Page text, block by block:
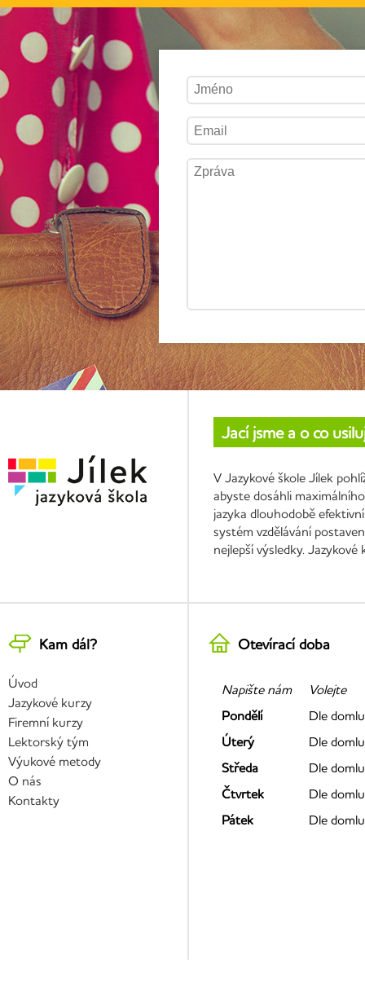
Jací jsme a o co
V Jazykové škole Jílek
abyste dosáhli
jazyka dlouhodobě
systém vzdělávání
nejlepší výsledky.
Kam dál?
Úvod
Jazykové kurzy
Firemní kurzy
Lektorský tým
Výukové metody
O nás
Kontakty
Otevírací doba
Napište nám
Volejte
Pondělí
Dle
Úterý
Dle
Středa
Dle
Čtvrtek
Dle
Pátek
Dle